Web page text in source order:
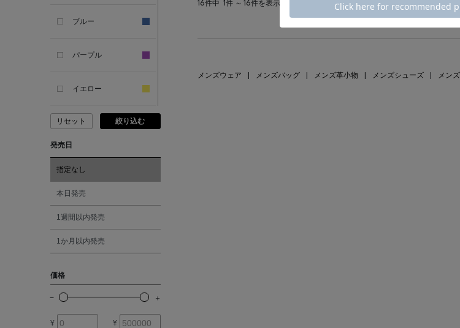
SANDAL
ANDERSONS
ANTIPAST
ANYA HINDMARCH
ARCS LONDON
ブルー
パープル
イエロー
ピンク
レッド
オレンジ
シルバー
リセット 絞り込む
発売日
指定なし
本日発売
1週間以内発売
1か月以内発売
価格
¥ ¥
16件中 1件 ～ 16件を表示
メンズウェア メンズバッグ メンズ革小物 メンズシューズ メン